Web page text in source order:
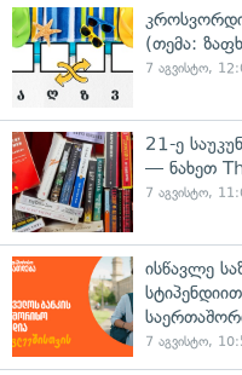
(თემა:
7 აგვისტო,
21-ე
— ნახეთ
7 აგვისტო,
ისწავლე
7 აგვისტო,